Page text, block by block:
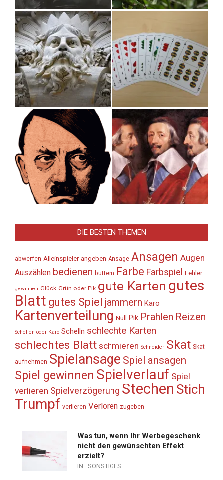
DIE BESTEN THEMEN
abwerfen Alleinspieler angeben Ansage Ansagen Augen
Auszählen bedienen buttern Farbe Farbspiel Fehler
gewinnen Glück Grün oder Pik gute Karten gutes
Blatt gutes Spiel jammern Karo
Kartenverteilung Null Pik Prahlen Reizen
Schellen oder Karo Schelln schlechte Karten
schlechtes Blatt schmieren Schneider Skat Skat
aufnehmen Spielansage Spiel ansagen
Spiel gewinnen Spielverlauf Spiel
verlieren Spielverzögerung Stechen Stich
Trumpf verlieren Verloren zugeben
Was tun, wenn Ihr Werbegeschenk
nicht den gewünschten Effekt
erzielt?
IN: SONSTIGES